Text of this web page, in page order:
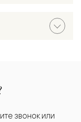
звонок или